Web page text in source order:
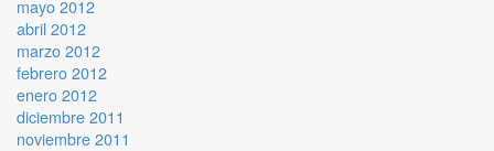
mayo 2012
abril 2012
marzo 2012
febrero 2012
enero 2012
diciembre 2011
noviembre 2011